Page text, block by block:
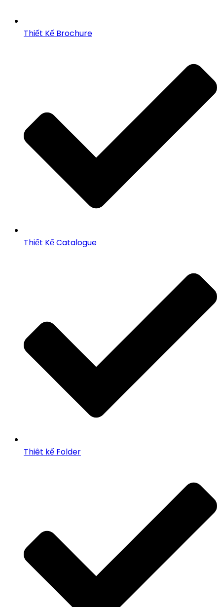
Thiết Kế Brochure
Thiết Kế Catalogue
Thiêt kế Folder